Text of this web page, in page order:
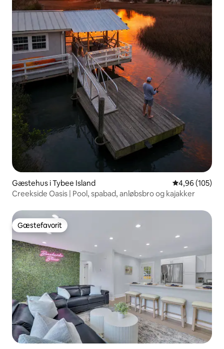
Gæstehus i Tybee Island 4,96 ud af 5 i
4,96 (105)
Creekside Oasis | Pool, spabad, anløbsbro og kajakker
Gæstefavorit
Gæstefavorit